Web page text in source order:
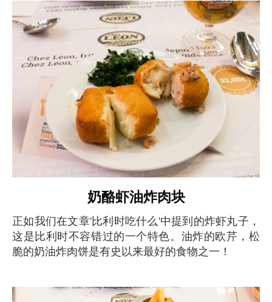
奶酪虾油炸肉块
正如我们在文章'比利时吃什么'中提到的炸虾丸子，
这是比利时不容错过的一个特色。油炸的欧芹，松
脆的奶油炸肉饼是有史以来最好的食物之一！